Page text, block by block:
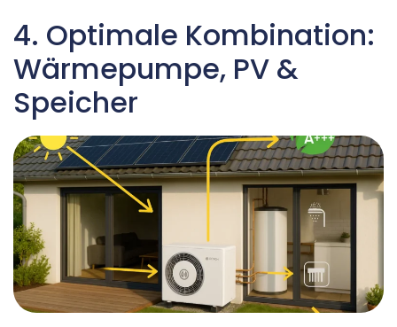
4. Optimale Kombination:
Wärmepumpe, PV &
Speicher